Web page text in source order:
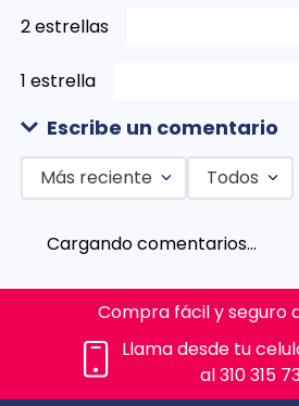
2 estrellas
1 estrella
Escribe un comentario
Título
Califica el producto de 1 a
★★
Más reciente Todos
Cargando comentarios…
Compra fácil y seguro
Llama desde tu
al 310 315